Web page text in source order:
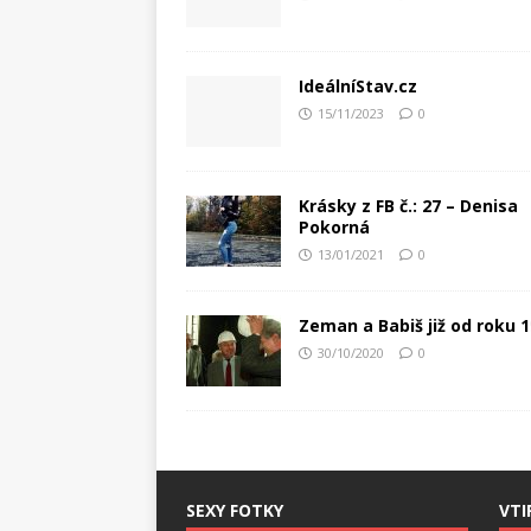
IdeálníStav.cz
15/11/2023 0
Krásky z FB č.: 27 – Denisa
Pokorná
13/01/2021 0
Zeman a Babiš již od roku
30/10/2020 0
SEXY FOTKY